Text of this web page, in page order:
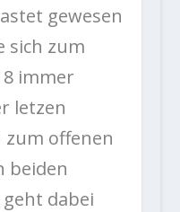
gewesen
sich zum
immer
letzen
zum offenen
beiden
dabei